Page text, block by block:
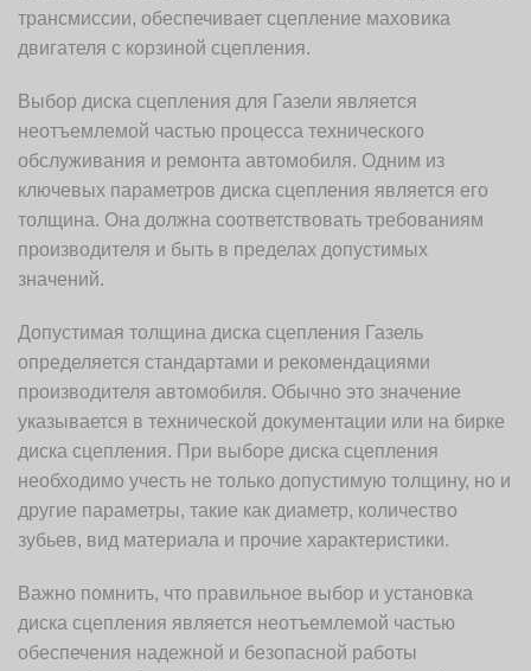
трансмиссии, обеспечивает сцепление маховика
двигателя с корзиной сцепления.
Выбор диска сцепления для Газели является
неотъемлемой частью процесса технического
обслуживания и ремонта автомобиля. Одним из
ключевых параметров диска сцепления является его
толщина. Она должна соответствовать требованиям
производителя и быть в пределах допустимых
значений.
Допустимая толщина диска сцепления Газель
определяется стандартами и рекомендациями
производителя автомобиля. Обычно это значение
указывается в технической документации или на бирке
диска сцепления. При выборе диска сцепления
необходимо учесть не только допустимую толщину, но и
другие параметры, такие как диаметр, количество
зубьев, вид материала и прочие характеристики.
Важно помнить, что правильное выбор и установка
диска сцепления является неотъемлемой частью
обеспечения надежной и безопасной работы